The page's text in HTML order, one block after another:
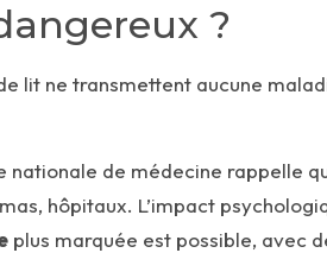
?
lit ne transmettent aucune
nationale de médecine rappelle
hôpitaux. L’impact
plus marquée est possible, avec